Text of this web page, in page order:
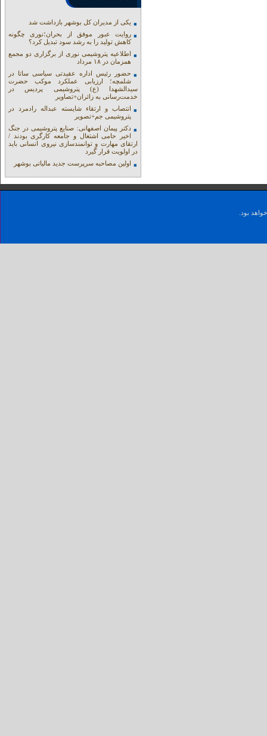
یکی از مدیران کل بوشهر بازداشت شد
روایت عبور موفق از بحران؛نوری چگونه
کاهش تولید را به رشد سود تبدیل کرد؟
اطلاعیه پتروشیمی نوری از برگزاری دو مجمع
همزمان در ۱۸ مرداد
حضور رئیس اداره عقیدتی سیاسی ساتا در
شلمچه؛ ارزیابی عملکرد موکب حضرت
سیدالشهدا (ع) پتروشیمی پردیس در
خدمت‌رسانی به زائران+تصاویر
انتصاب و ارتقاء شایسته عبداله رادمرد در
پتروشیمی جم+تصویر
دکتر پیمان اصفهانی: صنایع پتروشیمی در جنگ
اخیر حامی اشتغال و جامعه کارگری بودند /
ارتقای مهارت و توانمندسازی نیروی انسانی باید
در اولویت قرار گیرد
اولین مصاحبه سرپرست جدید مالیاتی بوشهر
بود.